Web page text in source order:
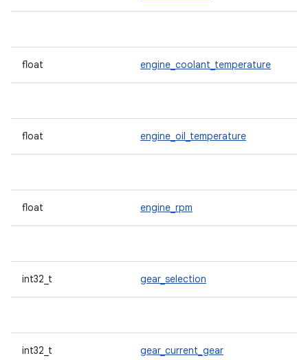
float engine_coolant_temperature
float engine_oil_temperature
float engine_rpm
int32_t gear_selection
int32_t gear_current_gear